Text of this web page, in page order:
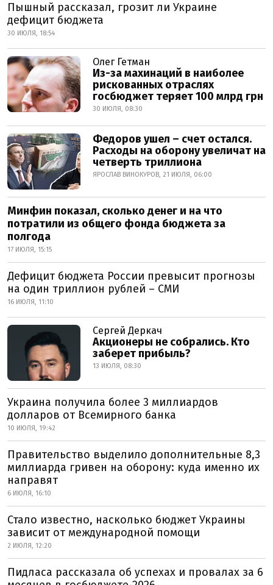
Пышный рассказал, грозит ли Украине
дефицит бюджета
30 ИЮЛЯ, 18:54
Олег Гетман
Из-за махинаций в наиболее
рискованных отраслях
госбюджет теряет 100 млрд грн
30 ИЮЛЯ, 08:30
Федоров ушел – счет остался.
Расходы на оборону увеличат на
четверть триллиона
ЯРОСЛАВ ВИНОКУРОВ, 21 ИЮЛЯ, 06:00
Минфин показал, сколько денег и на что
потратили из общего фонда бюджета за
полгода
17 ИЮЛЯ, 15:15
Дефицит бюджета России превысит прогнозы
на один триллион рублей – СМИ
16 ИЮЛЯ, 11:10
Сергей Деркач
Акционеры не собрались. Кто
заберет прибыль?
13 ИЮЛЯ, 08:30
Украина получила более 3 миллиардов
долларов от Всемирного банка
10 ИЮЛЯ, 19:42
Правительство выделило дополнительные 8,3
миллиарда гривен на оборону: куда именно их
направят
6 ИЮЛЯ, 16:10
Стало известно, насколько бюджет Украины
зависит от международной помощи
2 ИЮЛЯ, 12:20
Пидласа рассказала об успехах и провалах за 6